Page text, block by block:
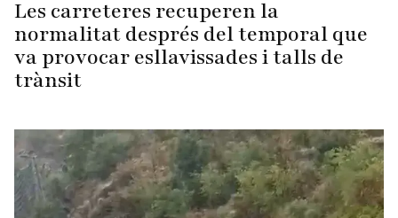
Les carreteres recuperen la
normalitat després del temporal que
va provocar esllavissades i talls de
trànsit